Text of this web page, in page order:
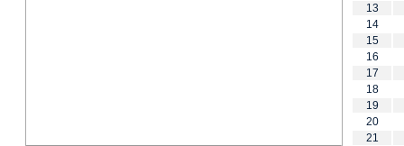
13
14
15
16
17
18
19
20
21